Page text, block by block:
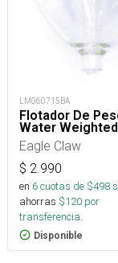
LM060715BA
Flotador De
Water
Eagle Claw
$ 2.990
en 6cuotas de $498
ahorras $120 por
transferencia.
Disponible